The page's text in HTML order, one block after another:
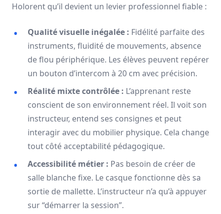
Holorent qu’il devient un levier professionnel fiable :
Qualité visuelle inégalée : Fidélité parfaite des
instruments, fluidité de mouvements, absence
de flou périphérique. Les élèves peuvent repérer
un bouton d’intercom à 20 cm avec précision.
Réalité mixte contrôlée : L’apprenant reste
conscient de son environnement réel. Il voit son
instructeur, entend ses consignes et peut
interagir avec du mobilier physique. Cela change
tout côté acceptabilité pédagogique.
Accessibilité métier : Pas besoin de créer de
salle blanche fixe. Le casque fonctionne dès sa
sortie de mallette. L’instructeur n’a qu’à appuyer
sur “démarrer la session”.